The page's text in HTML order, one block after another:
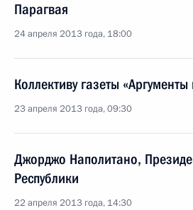
Парагвая
24 апреля 2013 года, 18:00
Коллективу газеты
23 апреля 2013 года, 09:30
Джорджо Наполитано,
Республики
22 апреля 2013 года, 14:30